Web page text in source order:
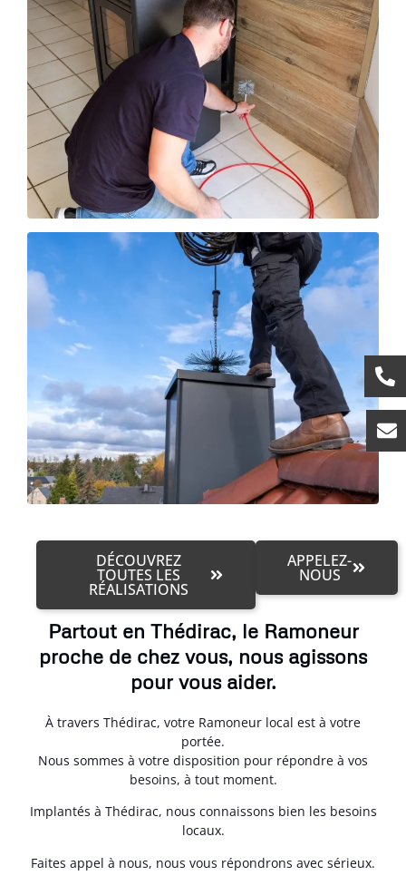
DÉCOUVREZ
TOUTES LES
RÉALISATIONS
APPELEZ-
NOUS
Partout en Thédirac, le Ramoneur
proche de chez vous, nous agissons
pour vous aider.
À travers Thédirac, votre Ramoneur local est à votre
portée.
Nous sommes à votre disposition pour répondre à vos
besoins, à tout moment.
Implantés à Thédirac, nous connaissons bien les besoins
locaux.
Faites appel à nous, nous vous répondrons avec sérieux.